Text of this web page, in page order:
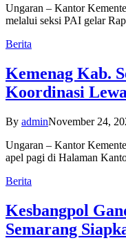
Ungaran – Kantor
melalui seksi PAI gelar
Berita
Kemenag Kab.
Koordinasi
By adminNovember 24,
Ungaran – Kantor
apel pagi di Halaman
Berita
Kesbangpol
Semarang